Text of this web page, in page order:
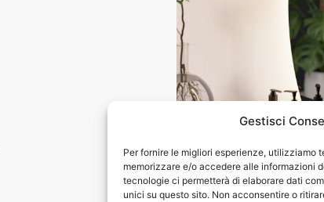
Gestisci
Per fornire le migliori esperienze, utilizziamo
memorizzare e/o accedere alle informazioni
tecnologie ci permetterà di elaborare dati
unici su questo sito. Non acconsentire o